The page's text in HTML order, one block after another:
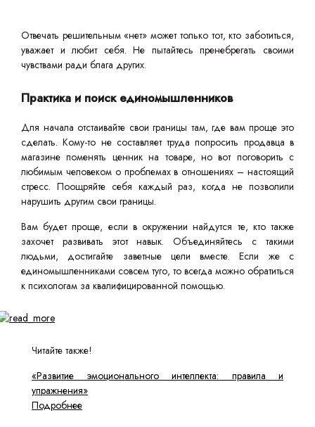
Отвечать решительным «нет» может только тот, кто заботиться,
уважает и любит себя. Не пытайтесь пренебрегать своими
чувствами ради блага других.
Практика и поиск единомышленников
Для начала отстаивайте свои границы там, где вам проще это
сделать. Кому-то не составляет труда попросить продавца в
магазине поменять ценник на товаре, но вот поговорить с
любимым человеком о проблемах в отношениях – настоящий
стресс. Поощряйте себя каждый раз, когда не позволили
нарушить другим свои границы.
Вам будет проще, если в окружении найдутся те, кто также
захочет развивать этот навык. Объединяйтесь с такими
людьми, достигайте заветные цели вместе. Если же с
единомышленниками совсем туго, то всегда можно обратиться
к психологам за квалифицированной помощью.
Читайте также!
«Развитие эмоционального интеллекта: правила и
упражнения»
Подробнее